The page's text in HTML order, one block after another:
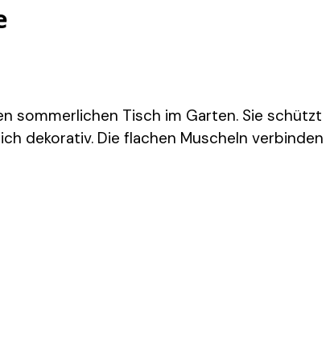
sommerlichen Tisch im Garten. Sie schützt
dekorativ. Die flachen Muscheln verbinden